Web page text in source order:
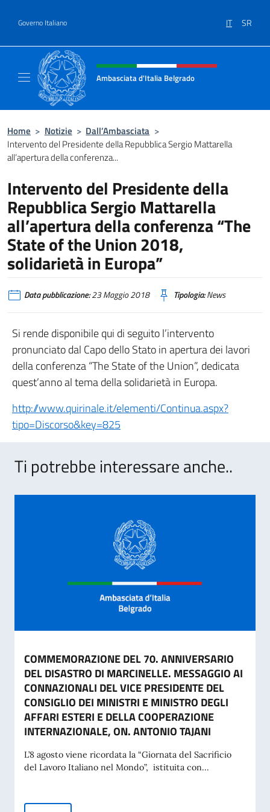
Governo Italiano IT SR
Intestazione sito, social e menù
Ambasciata d'Italia Belgrado
Home > Notizie > Dall’Ambasciata >
Intervento del Presidente della Repubblica Sergio Mattarella
all’apertura della conferenza...
Intervento del Presidente della
Repubblica Sergio Mattarella
all’apertura della conferenza “The
State of the Union 2018,
solidarietà in Europa”
Data pubblicazione:23 Maggio 2018 Tipologia:News
Si rende disponibile qui di seguito l’intervento
pronunciato dal Capo dello Stato in apertura dei lavori
della conferenza “The State of the Union”, dedicata
quest’anno al tema della solidarietà in Europa.
http://www.quirinale.it/elementi/Continua.aspx?
tipo=Discorso&key=825
Ti potrebbe interessare anche..
COMMEMORAZIONE DEL 70. ANNIVERSARIO
DEL DISASTRO DI MARCINELLE. MESSAGGIO AI
CONNAZIONALI DEL VICE PRESIDENTE DEL
CONSIGLIO DEI MINISTRI E MINISTRO DEGLI
AFFARI ESTERI E DELLA COOPERAZIONE
INTERNAZIONALE, ON. ANTONIO TAJANI
L’8 agosto viene ricordata la “Giornata del Sacrificio
del Lavoro Italiano nel Mondo”, istituita con...